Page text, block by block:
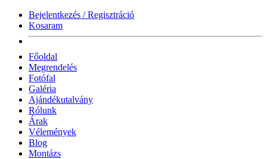
Bejelentkezés / Regisztráció
Kosaram
Főoldal
Megrendelés
Fotófal
Galéria
Ajándékutalvány
Rólunk
Árak
Vélemények
Blog
Montázs